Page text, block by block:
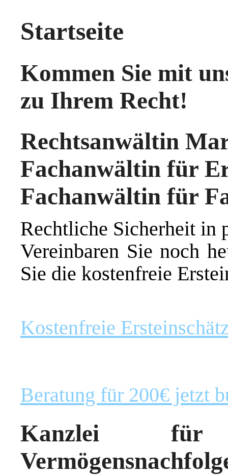
Startseite
Kommen Sie mit
zu Ihrem Recht!
Rechtsanwältin
Fachanwältin für
Fachanwältin für
Rechtliche Sicherheit in
Vereinbaren Sie noch
Sie die kostenfreie
Kostenfreie
Beratung für 200€ jetzt
Kanzlei